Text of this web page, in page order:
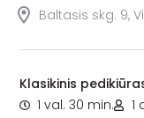
Baltasis skg. 9,
Klasikinis
1 val. 30 min.
1